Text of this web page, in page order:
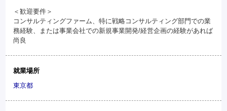
＜歓迎要件＞
コンサルティングファーム、特に戦略コンサルティング部門での業
務経験、または事業会社での新規事業開発/経営企画の経験があれば
尚良
就業場所
東京都